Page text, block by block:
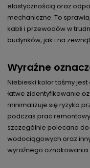
elastycznością oraz
mechaniczne. To
kabli i przewodów w
budynków, jak i na
Wyraźne
Niebieski kolor taśmy
łatwe zidentyfikowanie
minimalizuje się ryzyko
podczas prac
szczególnie polecana
wodociągowych oraz
wyraźnego oznakowania.